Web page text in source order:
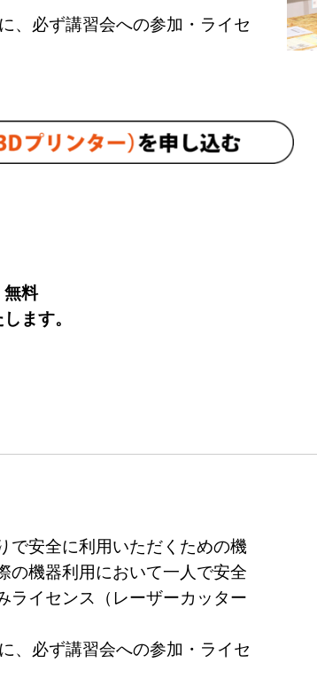
、必ず講習会への参加・ライセ
料
ます。
で安全に利用いただくための機
の機器利用において一人で安全
ライセンス（レーザーカッター
、必ず講習会への参加・ライセ